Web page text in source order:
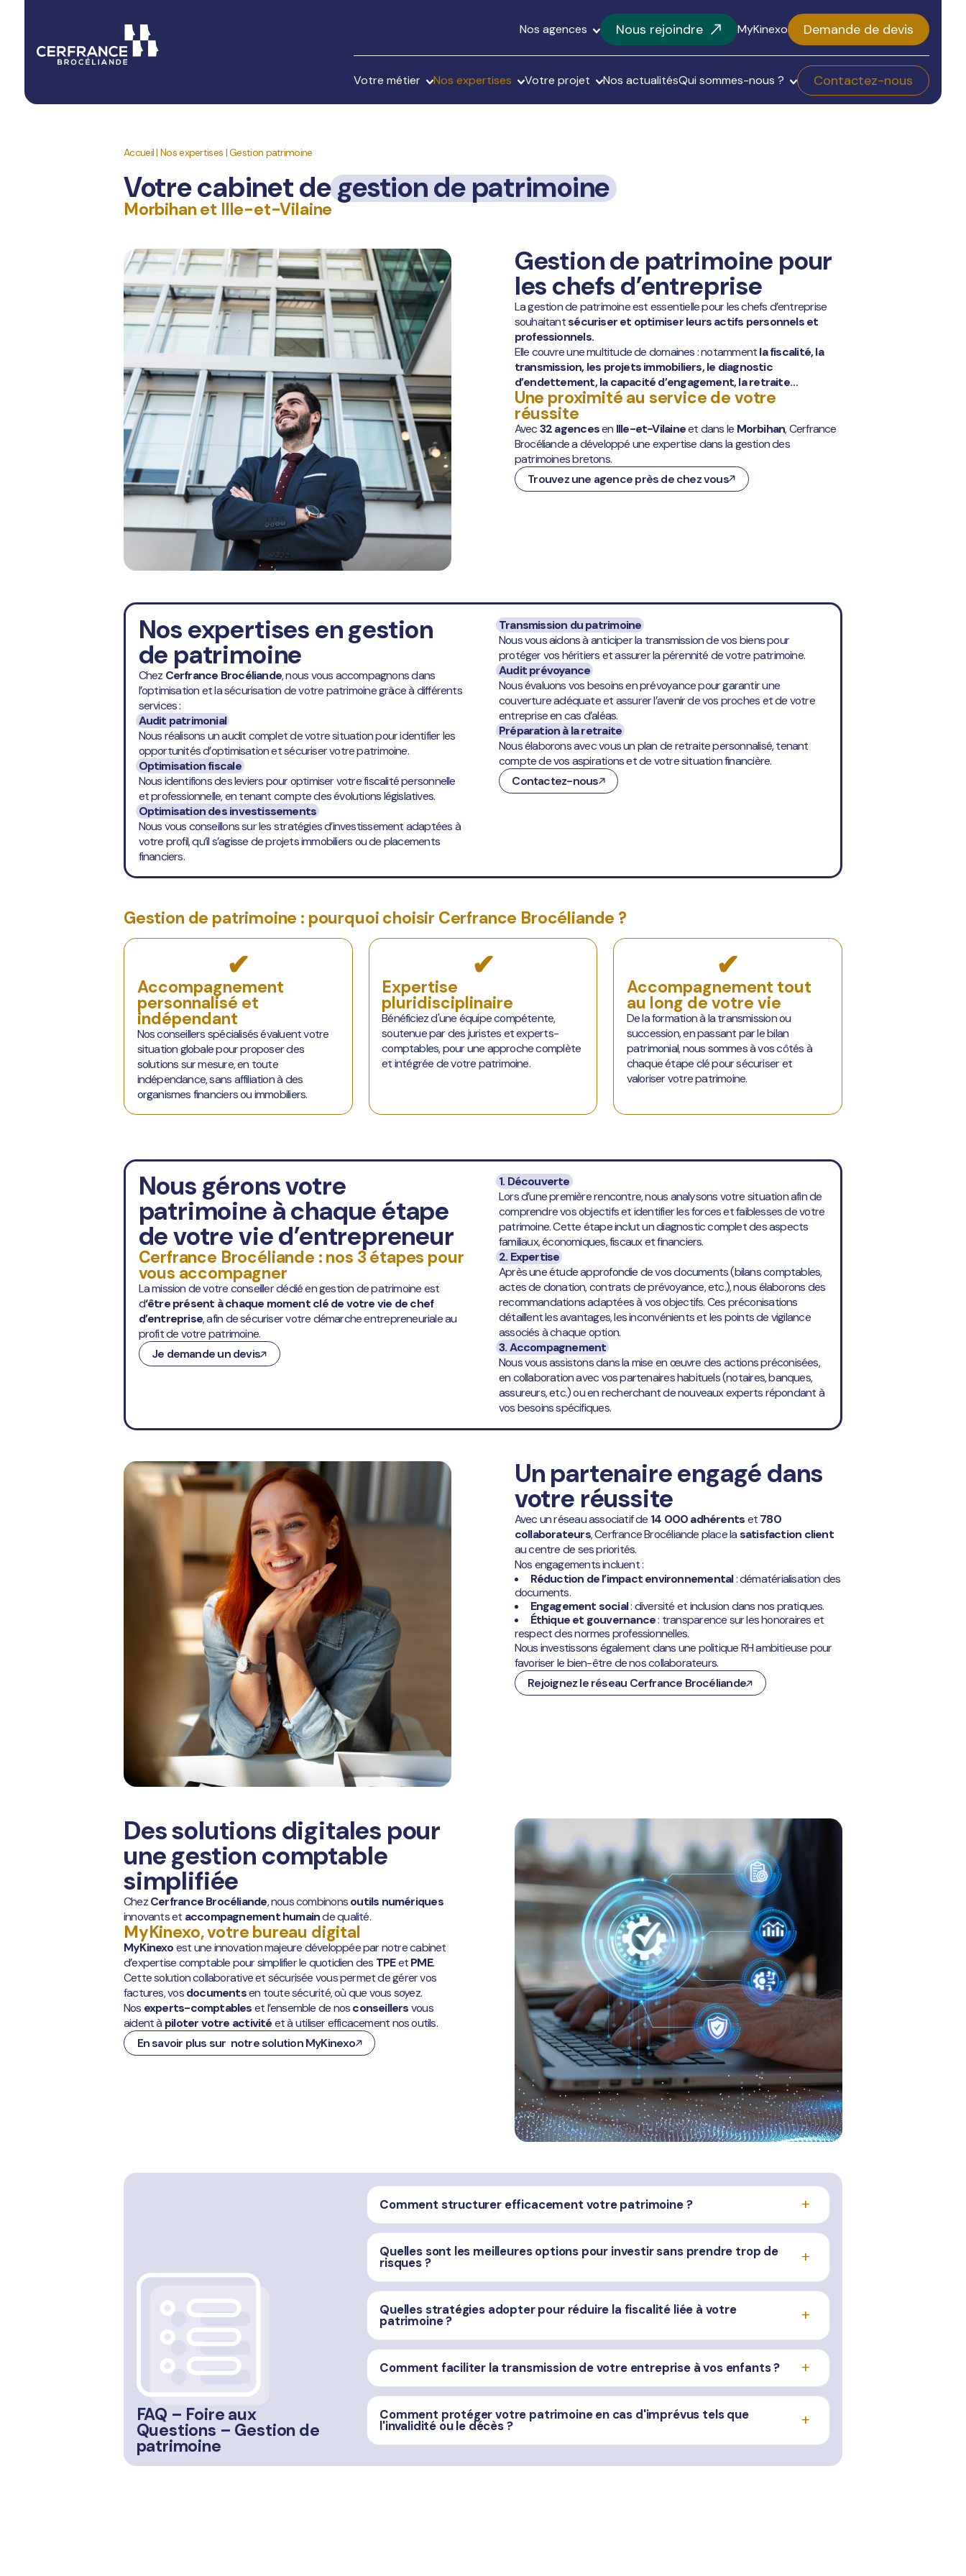
Nos agences Nous rejoindre MyKinexo Demande de devis
Votre métier Nos expertises Votre projet Nos actualitésQui sommes-nous ? Contactez-nous
Accueil|Nos expertises |Gestion patrimoine
Votre cabinet degestion de patrimoine
Morbihan et Ille-et-Vilaine
Gestion de patrimoine pour
les chefs d’entreprise
La gestion de patrimoine est essentielle pour les chefs d’entreprise
souhaitantsécuriser et optimiser leurs actifs personnels et
professionnels.
Elle couvre une multitude de domaines : notammentla fiscalité, la
transmission, les projets immobiliers, le diagnostic
d’endettement, la capacité d’engagement, la retraite…
Une proximité au service de votre
réussite
Avec32 agencesen Ille-et-Vilaineet dans le Morbihan, Cerfrance
Brocéliande a développé une expertise dans la gestion des
patrimoines bretons.
Trouvez une agence près de chez vous
Nos expertises en gestion
de patrimoine
Chez Cerfrance Brocéliande, nous vous accompagnons dans
l’optimisation et la sécurisation de votre patrimoine grâce à différents
services :
Audit patrimonial
Nous réalisons un audit complet de votre situation pour identifier les
opportunités d’optimisation et sécuriser votre patrimoine.
Optimisation fiscale
Nous identifions des leviers pour optimiser votre fiscalité personnelle
et professionnelle, en tenant compte des évolutions législatives.
Optimisation des investissements
Nous vous conseillons sur les stratégies d’investissement adaptées à
votre profil, qu’il s’agisse de projets immobiliers ou de placements
financiers.
Transmission du patrimoine
Nous vous aidons à anticiper la transmission de vos biens pour
protéger vos héritiers et assurer la pérennité de votre patrimoine.
Audit prévoyance
Nous évaluons vos besoins en prévoyance pour garantir une
couverture adéquate et assurer l’avenir de vos proches et de votre
entreprise en cas d’aléas.
Préparation à la retraite
Nous élaborons avec vous un plan de retraite personnalisé, tenant
compte de vos aspirations et de votre situation financière.
Contactez-nous
Gestion de patrimoine : pourquoi choisir Cerfrance Brocéliande ?
✔
Accompagnement
personnalisé et
indépendant
Nos conseillers spécialisés évaluent votre
situation globale pour proposer des
solutions sur mesure, en toute
indépendance, sans affiliation à des
organismes financiers ou immobiliers.
✔
Expertise
pluridisciplinaire
Bénéficiez d'une équipe compétente,
soutenue par des juristes et experts-
comptables, pour une approche complète
et intégrée de votre patrimoine.
✔
Accompagnement tout
au long de votre vie
De la formation à la transmission ou
succession, en passant par le bilan
patrimonial, nous sommes à vos côtés à
chaque étape clé pour sécuriser et
valoriser votre patrimoine.
Nous gérons votre
patrimoine à chaque étape
de votre vie d’entrepreneur
Cerfrance Brocéliande : nos 3 étapes pour
vous accompagner
La mission de votre conseiller dédié en gestion de patrimoine est
d‘être présent à chaque moment clé de votre vie de chef
d’entreprise, afin de sécuriser votre démarche entrepreneuriale au
profit de votre patrimoine.
Je demande un devis
1. Découverte
Lors d’une première rencontre, nous analysons votre situation afin de
comprendre vos objectifs et identifier les forces et faiblesses de votre
patrimoine. Cette étape inclut un diagnostic complet des aspects
familiaux, économiques, fiscaux et financiers.
2. Expertise
Après une étude approfondie de vos documents (bilans comptables,
actes de donation, contrats de prévoyance, etc.), nous élaborons des
recommandations adaptées à vos objectifs. Ces préconisations
détaillent les avantages, les inconvénients et les points de vigilance
associés à chaque option.
3. Accompagnement
Nous vous assistons dans la mise en œuvre des actions préconisées,
en collaboration avec vos partenaires habituels (notaires, banques,
assureurs, etc.) ou en recherchant de nouveaux experts répondant à
vos besoins spécifiques.
Un partenaire engagé dans
votre réussite
Avec un réseau associatif de 14 000 adhérentset780
collaborateurs, Cerfrance Brocéliande place lasatisfaction client
au centre de ses priorités.
Nos engagements incluent :
Réduction de l’impact environnemental: dématérialisation des
documents.
Engagement social: diversité et inclusion dans nos pratiques.
Éthique et gouvernance: transparence sur les honoraires et
respect des normes professionnelles.
Nous investissons également dans une politique RH ambitieuse pour
favoriser le bien-être de nos collaborateurs.
Rejoignez le réseau Cerfrance Brocéliande
Des solutions digitales pour
une gestion comptable
simplifiée
ChezCerfrance Brocéliande, nous combinonsoutils numériques
innovants et accompagnement humainde qualité.
MyKinexo, votre bureau digital
MyKinexoest une innovation majeure développée par notre cabinet
d’expertise comptable pour simplifier le quotidien des TPEetPME.
Cette solution collaborative et sécurisée vous permet de gérer vos
factures, vosdocumentsen toute sécurité, où que vous soyez.
Nos experts-comptableset l’ensemble de nosconseillersvous
aident à piloter votre activitéet à utiliser efficacement nos outils.
En savoir plus sur notre solution MyKinexo
FAQ – Foire aux
Questions – Gestion de
patrimoine
Comment structurer efficacement votre patrimoine ?
Quelles sont les meilleures options pour investir sans prendre trop de
risques ?
Quelles stratégies adopter pour réduire la fiscalité liée à votre
patrimoine ?
Comment faciliter la transmission de votre entreprise à vos enfants ?
Comment protéger votre patrimoine en cas d'imprévus tels que
l'invalidité ou le décès ?